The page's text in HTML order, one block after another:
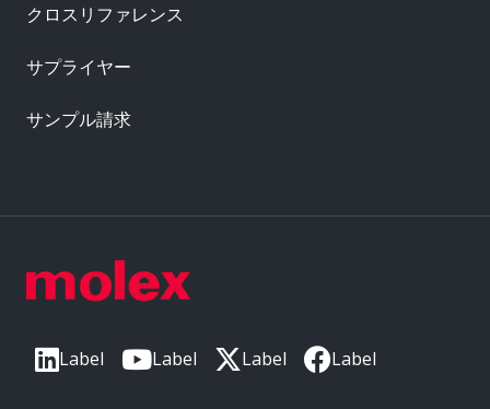
Label Label Label Label
クロスリファレンス
サプライヤー
サンプル請求